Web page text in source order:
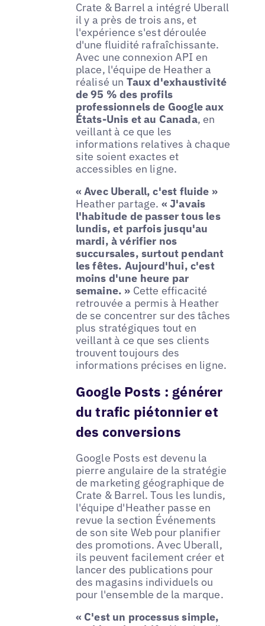
Crate & Barrel a intégré Uberall
il y a près de trois ans, et
l'expérience s'est déroulée
d'une fluidité rafraîchissante.
Avec une connexion API en
place, l'équipe de Heather a
réalisé un Taux d'exhaustivité
de 95 % des profils
professionnels de Google aux
États-Unis et au Canada, en
veillant à ce que les
informations relatives à chaque
site soient exactes et
accessibles en ligne.
« Avec Uberall, c'est fluide »
Heather partage. « J'avais
l'habitude de passer tous les
lundis, et parfois jusqu'au
mardi, à vérifier nos
succursales, surtout pendant
les fêtes. Aujourd'hui, c'est
moins d'une heure par
semaine. » Cette efficacité
retrouvée a permis à Heather
de se concentrer sur des tâches
plus stratégiques tout en
veillant à ce que ses clients
trouvent toujours des
informations précises en ligne.
Google Posts : générer
du trafic piétonnier et
des conversions
Google Posts est devenu la
pierre angulaire de la stratégie
de marketing géographique de
Crate & Barrel. Tous les lundis,
l'équipe d'Heather passe en
revue la section Événements
de son site Web pour planifier
des promotions. Avec Uberall,
ils peuvent facilement créer et
lancer des publications pour
des magasins individuels ou
pour l'ensemble de la marque.
« C'est un processus simple,